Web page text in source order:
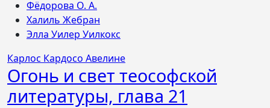
Фёдорова О. А.
Халиль Жебран
Элла Уилер Уилкокс
Карлос Кардосо Авелине
Огонь и свет теософской
литературы, глава 21